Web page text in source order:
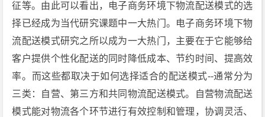
征等。由此可以看出，电子商务环境下物流配送模式的选
择已经成为当代研究课题中一大热门。电子商务环境下物
流配送模式研究之所以成为一大热门，主要在于它能够给
客户提供个性化配送的同时降低成本、节约时间、提高效
率。而这些都取决于如何选择适合的配送模式--通常分为
三类：自营、第三方和共同物流配送模式。自营物流配送
模式能对物流各个环节进行有效控制和管理，协调灵活、